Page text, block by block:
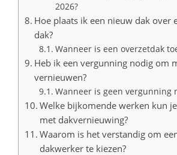
2026?
Hoe plaats ik een nieuw dak over
dak?
Wanneer is een overzetdak
Heb ik een vergunning nodig om
vernieuwen?
Wanneer is geen vergunning
Welke bijkomende werken kun
met dakvernieuwing?
Waarom is het verstandig om
dakwerker te kiezen?